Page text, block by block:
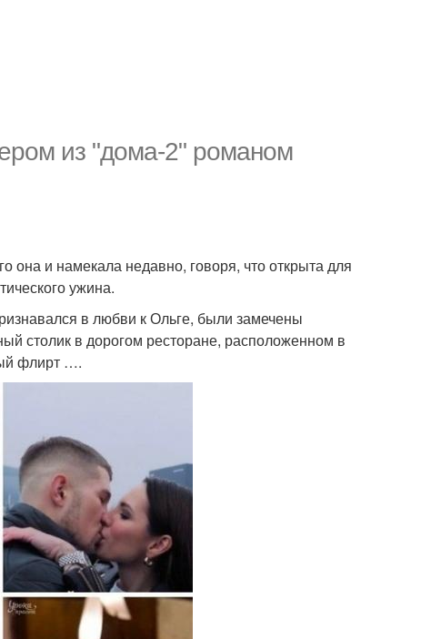
из "дома-2" романом
и намекала недавно, говоря, что открыта для
ужина.
в любви к Ольге, были замечены
столик в дорогом ресторане, расположенном в
флирт ….